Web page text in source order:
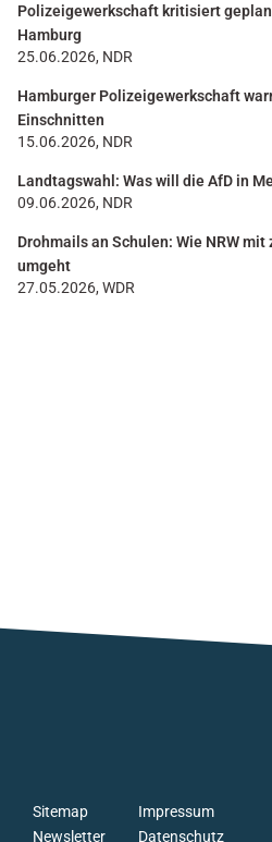
Polizeigewerkschaft kritisiert
Hamburg
25.06.2026, NDR
Hamburger Polizeigewerkschaft
Einschnitten
15.06.2026, NDR
Landtagswahl: Was will die AfD in
09.06.2026, NDR
Drohmails an Schulen: Wie NRW
umgeht
27.05.2026, WDR
Newsletter
Sitemap
Datenschutz
Impressum